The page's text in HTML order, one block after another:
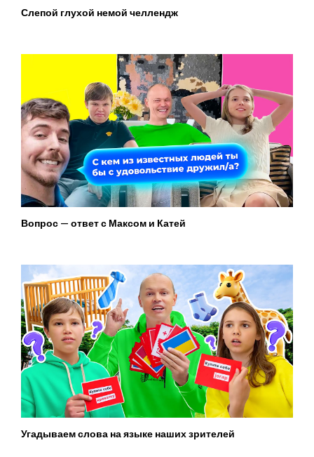
Слепой глухой немой челлендж
Вопрос — ответ с Максом и Катей
Угадываем слова на языке наших зрителей